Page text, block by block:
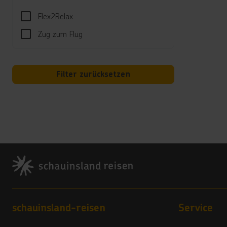
Flex2Relax
Zug zum Flug
Filter zurücksetzen
******
Footer
Footer navigation
schauinsland-reisen Service